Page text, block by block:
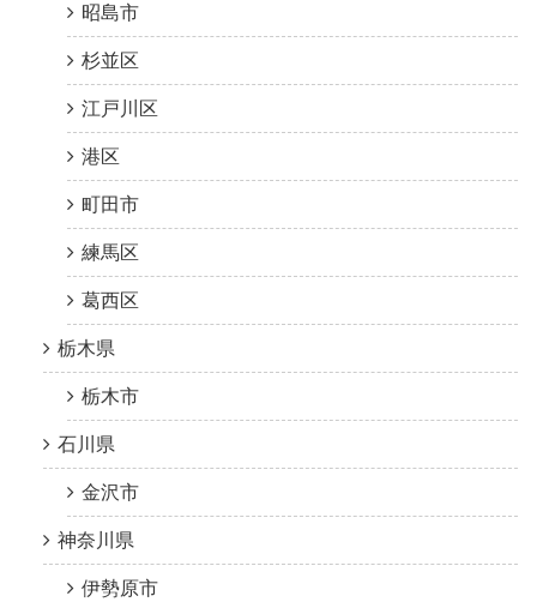
昭島市
杉並区
江戸川区
港区
町田市
練馬区
葛西区
栃木県
栃木市
石川県
金沢市
神奈川県
伊勢原市